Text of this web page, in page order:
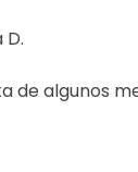
de algunos